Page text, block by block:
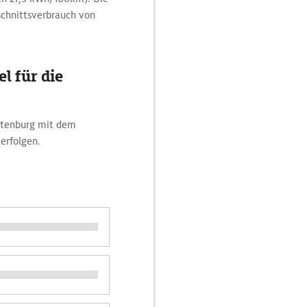
von
für die
mit dem